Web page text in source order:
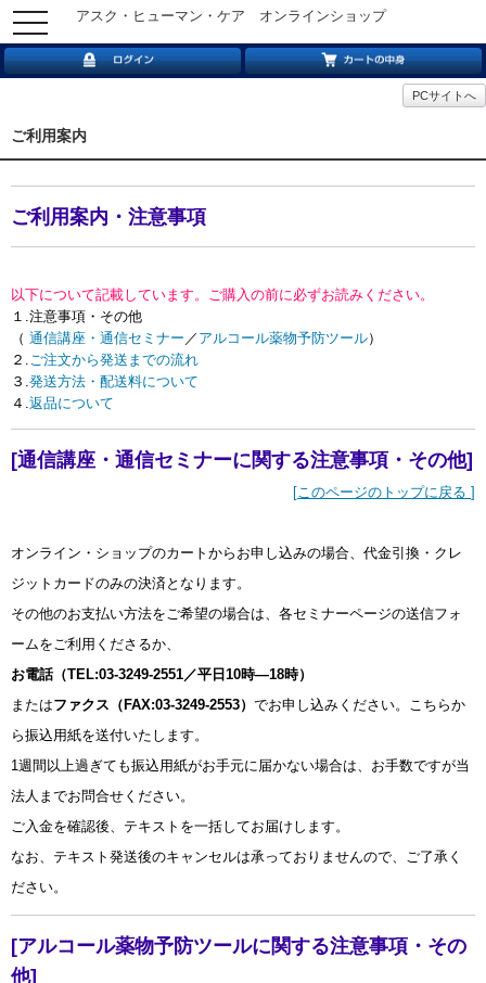
アスク・ヒューマン・ケア オンラインショップ
toggle
navigation
PCサイトへ
ご利用案内
ご利用案内・注意事項
以下について記載しています。ご購入の前に必ずお読みください。
１.注意事項・その他
（ 通信講座・通信セミナー ／ アルコール薬物予防ツール）
２.ご注文から発送までの流れ
３.発送方法・配送料について
４.返品について
[通信講座・通信セミナーに関する注意事項・その他]
[このページのトップに戻る ]
オンライン・ショップのカートからお申し込みの場合、代金引換・クレ
ジットカードのみの決済となります。
その他のお支払い方法をご希望の場合は、各セミナーページの送信フォ
ームをご利用くださるか、
お電話（TEL:03-3249-2551／平日10時―18時）
またはファクス（FAX:03-3249-2553） でお申し込みください。こちらか
ら振込用紙を送付いたします。
1週間以上過ぎても振込用紙がお手元に届かない場合は、お手数ですが当
法人までお問合せください。
ご入金を確認後、テキストを一括してお届けします。
なお、テキスト発送後のキャンセルは承っておりませんので、ご了承く
ださい。
[アルコール薬物予防ツールに関する注意事項・その
他]